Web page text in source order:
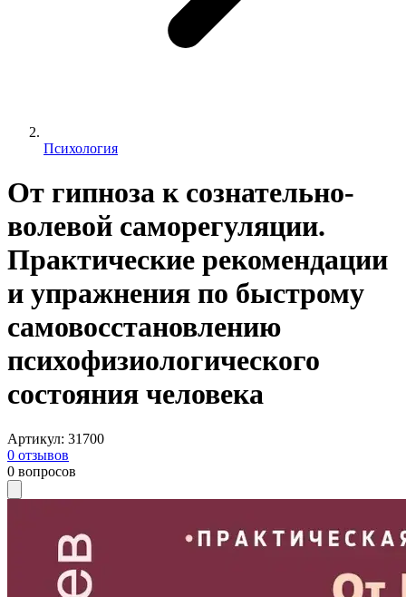
Психология
От гипноза к сознательно-
волевой саморегуляции.
Практические рекомендации
и упражнения по быстрому
самовосстановлению
психофизиологического
состояния человека
Артикул: 31700
0 отзывов
0 вопросов